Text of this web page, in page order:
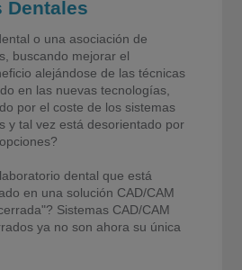
Dentales
o una asociación de
buscando mejorar el
alejándose de las técnicas
en las nuevas tecnologías,
por el coste de los sistemas
y tal vez está desorientado por
dental que está
en una solución CAD/CAM
Sistemas CAD/CAM
ya no son ahora su única